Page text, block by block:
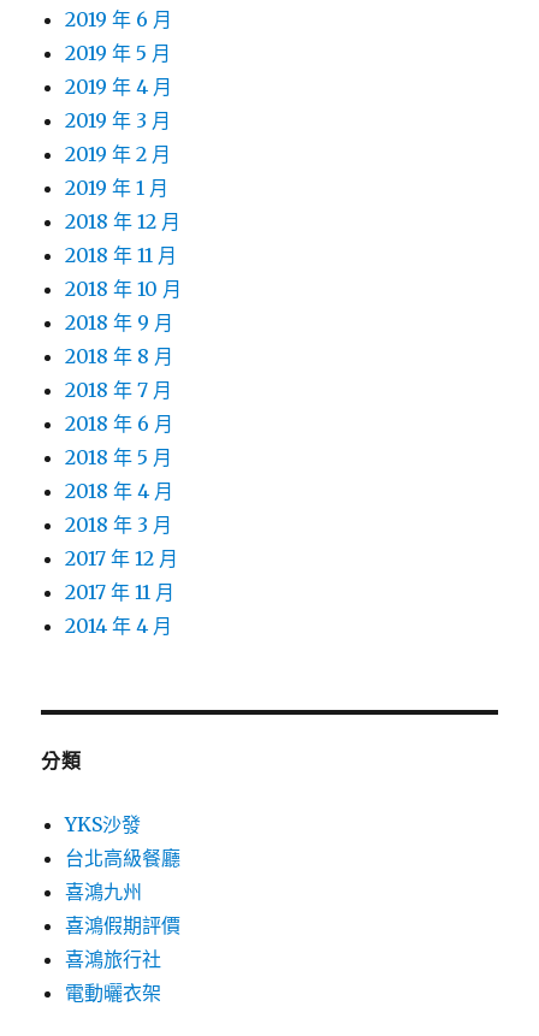
2019 年 6 月
2019 年 5 月
2019 年 4 月
2019 年 3 月
2019 年 2 月
2019 年 1 月
2018 年 12 月
2018 年 11 月
2018 年 10 月
2018 年 9 月
2018 年 8 月
2018 年 7 月
2018 年 6 月
2018 年 5 月
2018 年 4 月
2018 年 3 月
2017 年 12 月
2017 年 11 月
2014 年 4 月
分類
YKS沙發
台北高級餐廳
喜鴻九州
喜鴻假期評價
喜鴻旅行社
電動曬衣架